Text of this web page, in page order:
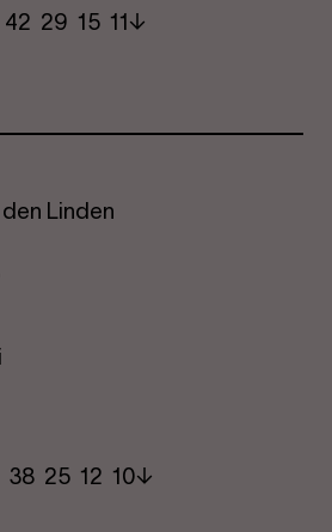
29​ 15 11
Linden
38 25​ 12 10